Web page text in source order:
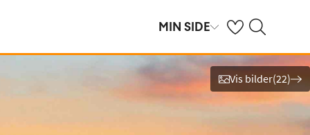
MIN SIDE Se dine sparte
Søk på ving.no
Vis bilder(22)